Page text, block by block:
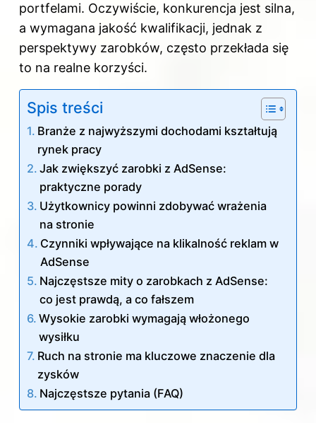
portfelami. Oczywiście, konkurencja jest silna,
a wymagana jakość kwalifikacji, jednak z
perspektywy zarobków, często przekłada się
to na realne korzyści.
Spis treści
Branże z najwyższymi dochodami kształtują
rynek pracy
Jak zwiększyć zarobki z AdSense:
praktyczne porady
Użytkownicy powinni zdobywać wrażenia
na stronie
Czynniki wpływające na klikalność reklam w
AdSense
Najczęstsze mity o zarobkach z AdSense:
co jest prawdą, a co fałszem
Wysokie zarobki wymagają włożonego
wysiłku
Ruch na stronie ma kluczowe znaczenie dla
zysków
Najczęstsze pytania (FAQ)